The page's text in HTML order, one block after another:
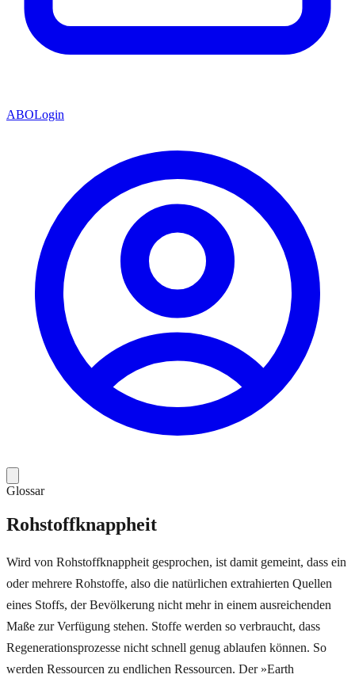
ABOLogin
Glossar
Rohstoffknappheit
Wird von Rohstoffknappheit gesprochen, ist damit gemeint, dass ein
oder mehrere Rohstoffe, also die natürlichen extrahierten Quellen
eines Stoffs, der Bevölkerung nicht mehr in einem ausreichenden
Maße zur Verfügung stehen. Stoffe werden so verbraucht, dass
Regenerationsprozesse nicht schnell genug ablaufen können. So
werden Ressourcen zu endlichen Ressourcen. Der »Earth